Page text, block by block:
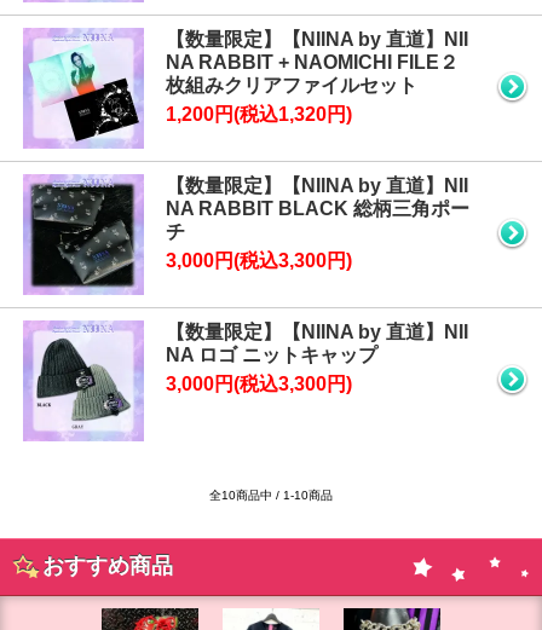
【数量限定】【NIINA by 直道】NII
NA RABBIT + NAOMICHI FILE２
枚組みクリアファイルセット
1,200円(税込1,320円)
【数量限定】【NIINA by 直道】NII
NA RABBIT BLACK 総柄三角ポー
チ
3,000円(税込3,300円)
【数量限定】【NIINA by 直道】NII
NA ロゴ ニットキャップ
3,000円(税込3,300円)
全10商品中 / 1-10商品
おすすめ商品